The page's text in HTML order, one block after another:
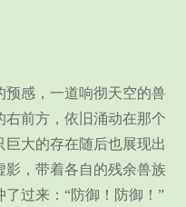
感，一道响彻天空的兽
前方，依旧涌动在那个
大的存在随后也展现出
影，带着各自的残余兽族
过来：“防御！防御！”